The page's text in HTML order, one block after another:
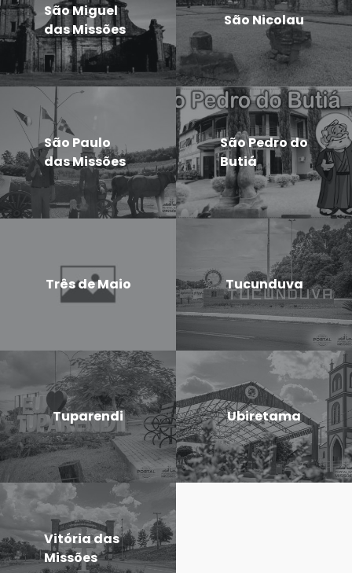
São Miguel
das Missões
São Nicolau
São Paulo
das Missões
São Pedro do
Butiá
Três de Maio Tucunduva
Tuparendi Ubiretama
Vitória das
Missões